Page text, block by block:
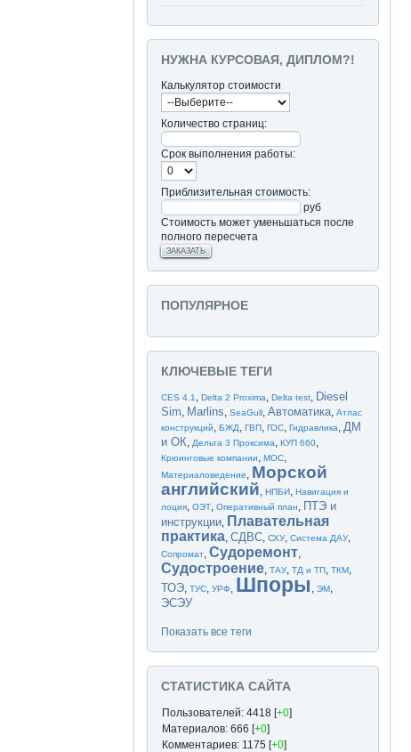
НУЖНА КУРСОВАЯ, ДИПЛОМ?!
Калькулятор стоимости
Количество страниц:
Срок выполнения работы:
Приблизительная стоимость:
руб
Стоимость может уменьшаться после
полного пересчета
ЗАКАЗАТЬ
ПОПУЛЯРНОЕ
КЛЮЧЕВЫЕ ТЕГИ
CES 4.1 , Delta 2 Proxima, Delta test, Diesel
Sim, Marlins, SeaGull, Автоматика, Атлас
конструкций, БЖД, ГВП, ГОС, Гидравлика, ДМ
и ОК, Дельта 3 Проксима, КУП 660,
Крюинговые компании, МОС,
Материаловедение, Морской
английский, НПБИ, Навигация и
лоция, ОЭТ, Оперативный план, ПТЭ и
инструкции, Плавательная
практика, СДВС, СХУ, Система ДАУ,
Сопромат, Судоремонт,
Судостроение, ТАУ, ТД и ТП, ТКМ,
ТОЭ, ТУС, УРФ, Шпоры , ЭМ,
ЭСЭУ
Показать все теги
СТАТИСТИКА САЙТА
Пользователей: 4418 [+0]
Материалов: 666 [+0]
Комментариев: 1175 [+0]